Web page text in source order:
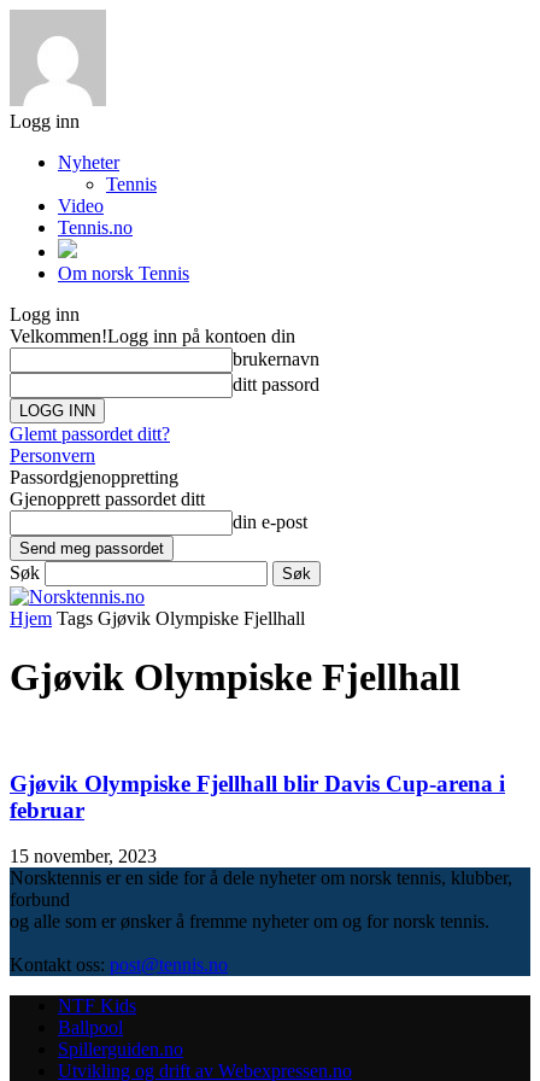
Logg inn
Nyheter
Tennis
Video
Tennis.no
Om norsk Tennis
Logg inn
Velkommen!Logg inn på kontoen din
brukernavn
ditt passord
Glemt passordet ditt?
Personvern
Passordgjenoppretting
Gjenopprett passordet ditt
din e-post
Søk
Hjem Tags Gjøvik Olympiske Fjellhall
Gjøvik Olympiske Fjellhall
Gjøvik Olympiske Fjellhall blir Davis Cup-arena i
februar
15 november, 2023
Norsktennis er en side for å dele nyheter om norsk tennis, klubber,
forbund
og alle som er ønsker å fremme nyheter om og for norsk tennis.
Kontakt oss: post@tennis.no
NTF Kids
Ballpool
Spillerguiden.no
Utvikling og drift av Webexpressen.no